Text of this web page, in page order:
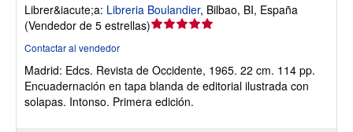
Librer&iacute;a: Libreria Boulandier, Bilbao, BI, España
(Vendedor de 5 estrellas)Calificación
5
de
5
Contactar al vendedor
Madrid: Edcs. Revista de Occidente, 1965. 22 cm. 114 pp.
Encuadernación en tapa blanda de editorial ilustrada con
solapas. Intonso. Primera edición.